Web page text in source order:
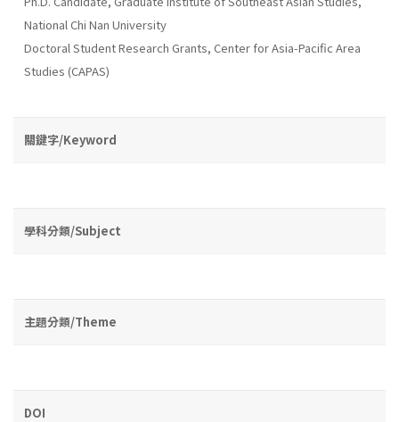
National Chi Nan University
Doctoral Student Research Grants, Center for Asia-Pacific Area
Studies (CAPAS)
關鍵字/Keyword
學科分類/Subject
主題分類/Theme
DOI